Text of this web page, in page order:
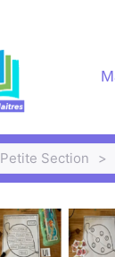
Petite Section >